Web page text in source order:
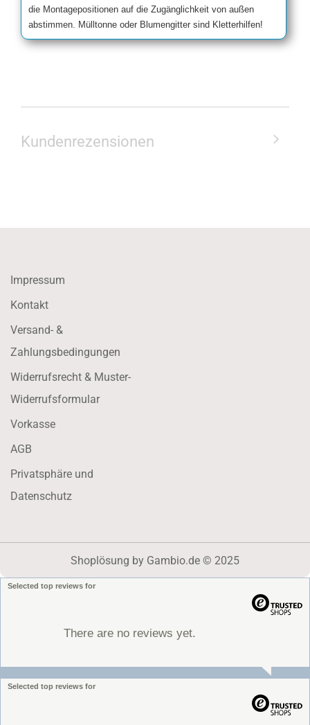
die Montagepositionen auf die Zugänglichkeit von außen
abstimmen. Mülltonne oder Blumengitter sind Kletterhilfen!
Kundenrezensionen
Impressum
Kontakt
Versand- &
Zahlungsbedingungen
Widerrufsrecht & Muster-
Widerrufsformular
Vorkasse
AGB
Privatsphäre und
Datenschutz
Shoplösung by Gambio.de © 2025
Selected top reviews for
There are no reviews yet.
Selected top reviews for